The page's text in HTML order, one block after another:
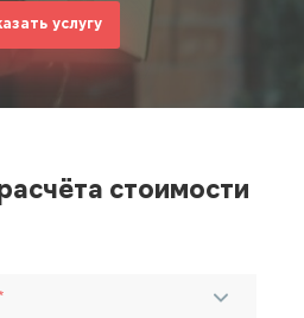
услугу
стоимости
*